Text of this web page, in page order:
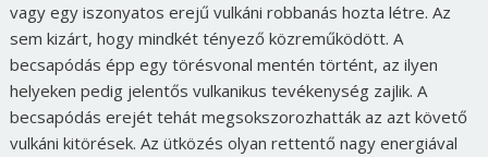
vagy egy iszonyatos erejű vulkáni robbanás hozta létre. Az
sem kizárt, hogy mindkét tényező közreműködött. A
becsapódás épp egy törésvonal mentén történt, az ilyen
helyeken pedig jelentős vulkanikus tevékenység zajlik. A
becsapódás erejét tehát megsokszorozhatták az azt követő
vulkáni kitörések. Az ütközés olyan rettentő nagy energiával